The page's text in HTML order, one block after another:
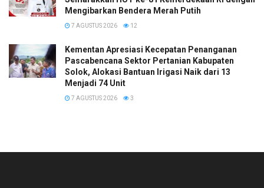
Mengibarkan Bendera Merah Putih
7 AGUSTUS 2026 12
Kementan Apresiasi Kecepatan Penanganan
Pascabencana Sektor Pertanian Kabupaten
Solok, Alokasi Bantuan Irigasi Naik dari 13
Menjadi 74 Unit
7 AGUSTUS 2026 3